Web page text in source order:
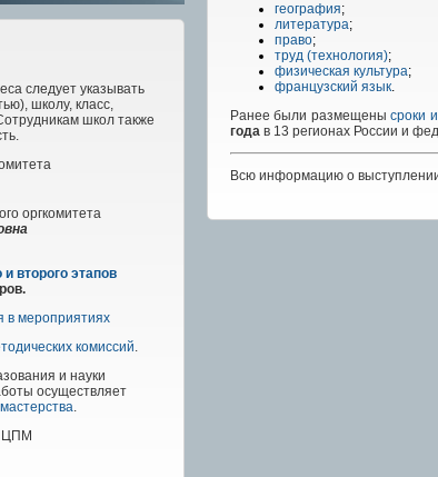
следует указывать
школу, класс,
школ также
оргкомитета
второго этапов
в мероприятиях
комиссий.
и науки
осуществляет
.
ЦПМ
география;
литература;
право;
труд (технология);
физическая культура;
французский язык.
Ранее были размещенысроки
года в 13 регионах России и
Всю информацию о